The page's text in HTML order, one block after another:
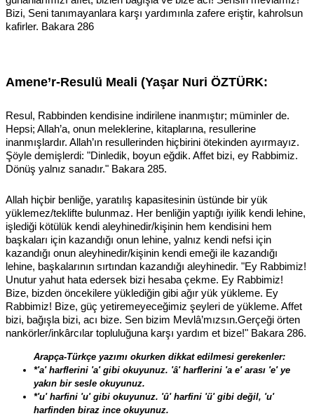
Bizi, Seni tanımayanlara karşı yardımınla zafere eriştir, kahrolsun
kafirler. Bakara 286
Amene’r-Resulü Meali (Yaşar Nuri ÖZTÜRK:
Resul, Rabbinden kendisine indirilene inanmıştır; müminler de.
Hepsi; Allah’a, onun meleklerine, kitaplarına, resullerine
inanmışlardır. Allah’ın resullerinden hiçbirini ötekinden ayırmayız.
Şöyle demişlerdi: "Dinledik, boyun eğdik. Affet bizi, ey Rabbimiz.
Dönüş yalnız sanadır." Bakara 285.
Allah hiçbir benliğe, yaratılış kapasitesinin üstünde bir yük
yüklemez/teklifte bulunmaz. Her benliğin yaptığı iyilik kendi lehine,
işlediği kötülük kendi aleyhinedir/kişinin hem kendisini hem
başkaları için kazandığı onun lehine, yalnız kendi nefsi için
kazandığı onun aleyhinedir/kişinin kendi emeği ile kazandığı
lehine, başkalarının sırtından kazandığı aleyhinedir. "Ey Rabbimiz!
Unutur yahut hata edersek bizi hesaba çekme. Ey Rabbimiz!
Bize, bizden öncekilere yüklediğin gibi ağır yük yükleme. Ey
Rabbimiz! Bize, güç yetiremeyeceğimiz şeyleri de yükleme. Affet
bizi, bağışla bizi, acı bize. Sen bizim Mevlâ’mızsın.Gerçeği örten
nankörler/inkârcılar topluluğuna karşı yardım et bize!" Bakara 286.
Arapça-Türkçe yazımı okurken dikkat edilmesi gerekenler:
*'a' harflerini 'a' gibi okuyunuz. 'â' harflerini 'a e' arası 'e' ye
yakın bir sesle okuyunuz.
*'u' harfini 'u' gibi okuyunuz. 'û' harfini 'ü' gibi değil, 'u'
harfinden biraz ince okuyunuz.